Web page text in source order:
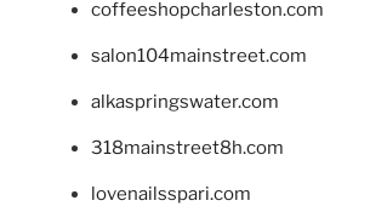
coffeeshopcharleston.com
salon104mainstreet.com
alkaspringswater.com
318mainstreet8h.com
lovenailsspari.com